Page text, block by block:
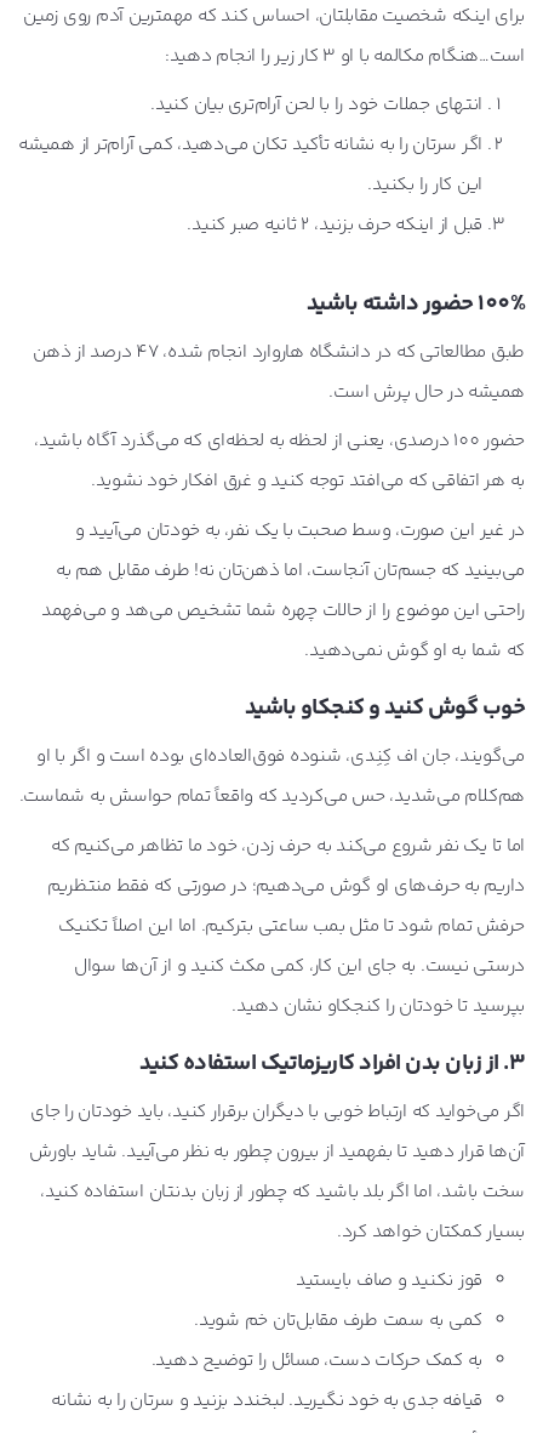
برای اینکه شخصیت مقابلتان، احساس کند که مهمترین آدم روی زمین
است…هنگام مکالمه با او 3 کار زیر را انجام دهید:
انتهای جملات خود را با لحن آرام‌تری بیان کنید.
اگر سرتان را به نشانه تأکید تکان می‌دهید، کمی آرام‌تر از همیشه
این کار را بکنید.
قبل از اینکه حرف بزنید، 2 ثانیه صبر کنید.
100% حضور داشته باشید
طبق مطالعاتی که در دانشگاه هاروارد انجام شده، 47 درصد از ذهن
همیشه در حال پرش است.
حضور 100 درصدی، یعنی از لحظه به لحظه‌ای که می‌گذرد آگاه باشید،
به هر اتفاقی که می‌افتد توجه کنید و غرق افکار خود نشوید.
در غیر این صورت، وسط صحبت با یک نفر، به خودتان می‌آیید و
می‌بینید که جسم‌تان آنجاست، اما ذهن‌تان نه! طرف مقابل هم به
راحتی این موضوع را از حالات چهره شما تشخیص می‌هد و می‌فهمد
که شما به او گوش نمی‌دهید.
خوب گوش کنید و کنجکاو باشید
می‌گویند، جان اف کِنِدی، شنوده فوق‌العاده‌ای بوده است و اگر با او
هم‌کلام می‌شدید، حس می‌کردید که واقعاً تمام حواسش به شماست.
اما تا یک نفر شروع می‌کند به حرف زدن، خود ما تظاهر می‌کنیم که
داریم به حرف‌های او گوش می‌دهیم؛ در صورتی که فقط منتظریم
حرفش تمام شود تا مثل بمب ساعتی بترکیم. اما این اصلاً تکنیک
درستی نیست. به جای این کار، کمی مکث کنید و از آن‌ها سوال
بپرسید تا خودتان را کنجکاو نشان دهید.
3. از زبان بدن افراد کاریزماتیک استفاده کنید
اگر می‌خواید که ارتباط خوبی با دیگران برقرار کنید، باید خودتان را جای
آن‌ها قرار دهید تا بفهمید از بیرون چطور به نظر می‌آیید. شاید باورش
سخت باشد، اما اگر بلد باشید که چطور از زبان بدنتان استفاده کنید،
بسیار کمکتان خواهد کرد.
قوز نکنید و صاف بایستید
کمی به سمت طرف مقابل‌تان خم شوید.
به کمک حرکات دست، مسائل را توضیح دهید.
قیافه جدی به خود نگیرید. لبخندد بزنید و سرتان را به نشانه